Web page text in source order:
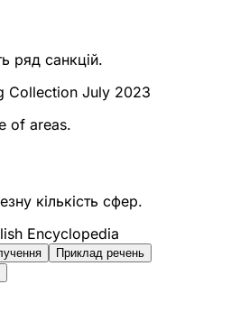
ряд санкцій.
Collection July 2023
of areas.
кількість сфер.
Encyclopedia
Приклад речень